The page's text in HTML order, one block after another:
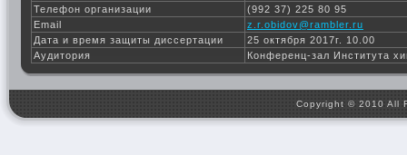
Телефон организации
(992 37) 225 80 95
Email
z.r.obidov@rambler.ru
Дата и время защиты диссертации
25 октября 2017г. 10.00
Аудитория
Конференц-зал Института
Copyright © 2010 All